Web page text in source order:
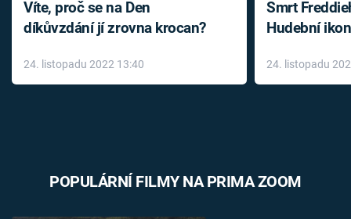
Víte, proč se na Den
díkůvzdání jí zrovna krocan?
24. listopadu 2022 13:40
Smrt
Hudební
léky
24. listopadu
POPULÁRNÍ FILMY NA PRIMA ZOOM